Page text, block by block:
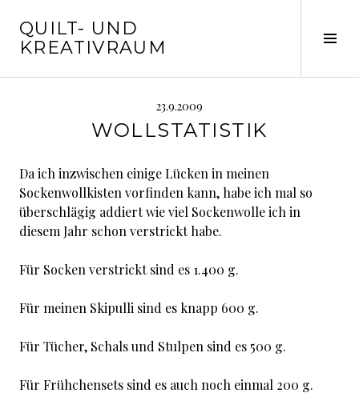
zum
Inhalt
QUILT- UND
KREATIVRAUM
23.9.2009
WOLLSTATISTIK
Da ich inzwischen einige Lücken in meinen
Sockenwollkisten vorfinden kann, habe ich mal so
überschlägig addiert wie viel Sockenwolle ich in
diesem Jahr schon verstrickt habe.
Für Socken verstrickt sind es 1.400 g.
Für meinen Skipulli sind es knapp 600 g.
Für Tücher, Schals und Stulpen sind es 500 g.
Für Frühchensets sind es auch noch einmal 200 g.